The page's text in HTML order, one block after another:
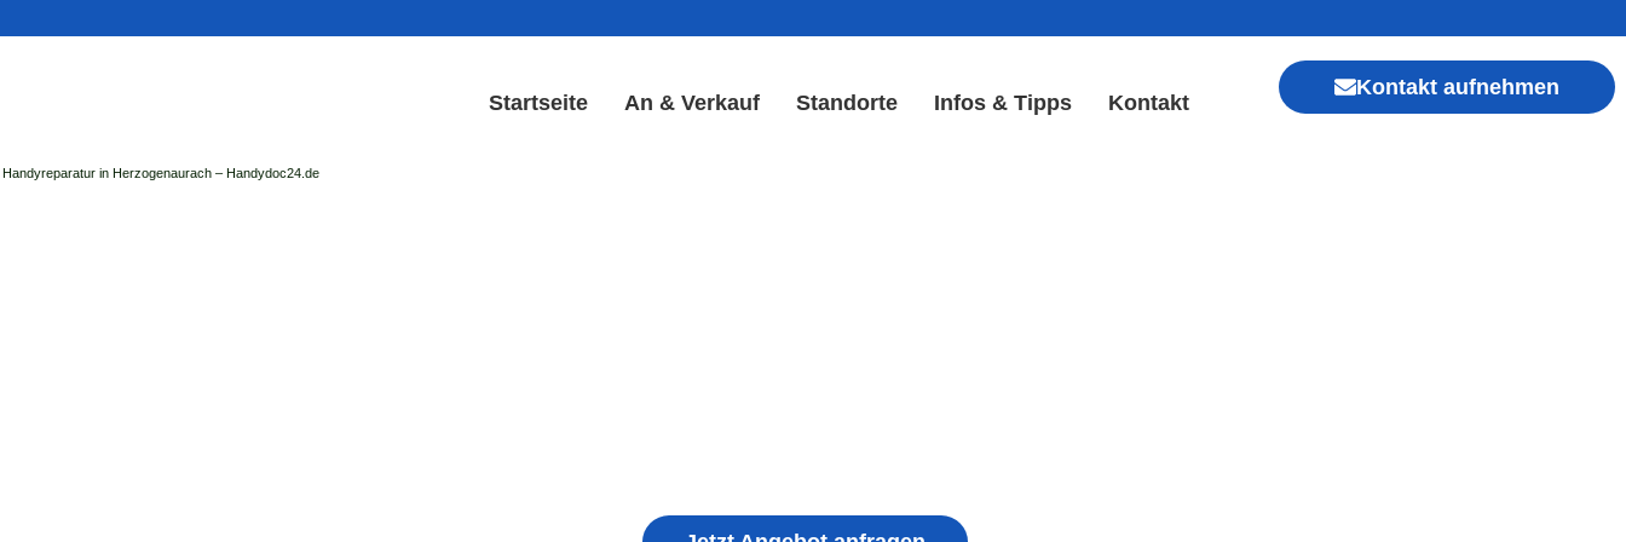
Startseite An & Verkauf Standorte Infos & Tipps Kontakt
Kontakt aufnehmen
Handyreparatur in Herzogenaurach – Handydoc24.de